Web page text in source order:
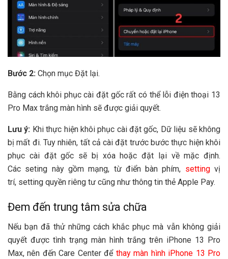
Bước 2: Chọn mục Đặt lại.
Bằng cách khôi phục cài đặt gốcrất có thể lỗi điện thoại 13
Pro Max trắng màn hình sẽ được giải quyết.
Lưu ý: Khithực hiện khôi phục cài đặt gốc, Dữ liệu sẽ không
bị mất đi. Tuy nhiên, tất cảcài đặt trước bước thực hiện khôi
phục cài đặt gốc sẽ bị xóa hoặc đặt lại về mặc định.
Các seting này gồm mạng, từ điển bàn phím, settingvị
trí, setting quyền riêng tư cũng như thông tin thẻ Apple Pay.
Đem đến trung tâm sửa chữa
Nếu bạn đã thử những cách khắc phục mà vẫn không giải
quyết được tình trạng màn hình trắng trên iPhone 13 Pro
Max, nên đến Care Center để thay màn hình iPhone 13 Pro